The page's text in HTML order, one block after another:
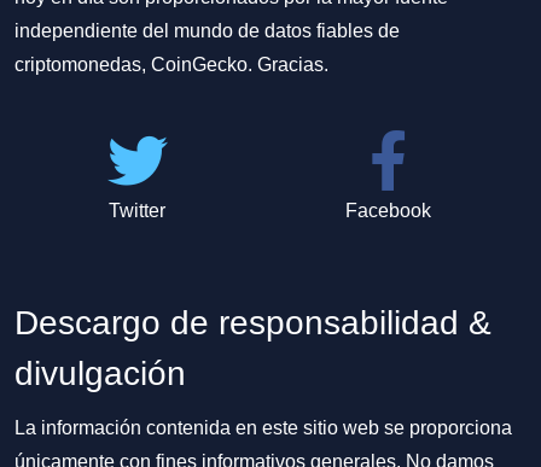
independiente del mundo de datos fiables de
criptomonedas, CoinGecko. Gracias.
Twitter Facebook
Descargo de responsabilidad &
divulgación
La información contenida en este sitio web se proporciona
únicamente con fines informativos generales. No damos